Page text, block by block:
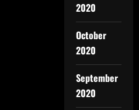
2020
October
2020
September
2020